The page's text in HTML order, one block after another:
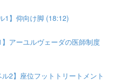
1】仰向け脚 (18:12)
】アーユルヴェーダの医師制度
ル2】座位フットトリートメント